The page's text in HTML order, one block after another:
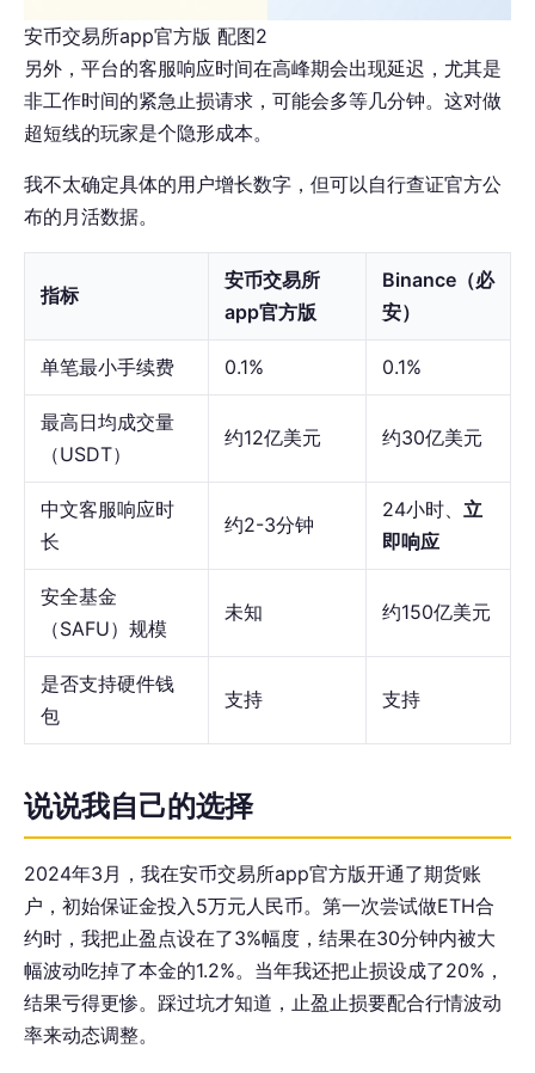
安币交易所app官方版 配图2
另外，平台的客服响应时间在高峰期会出现延迟，尤其是
非工作时间的紧急止损请求，可能会多等几分钟。这对做
超短线的玩家是个隐形成本。
我不太确定具体的用户增长数字，但可以自行查证官方公
布的月活数据。
指标
安币交易所
app官方版
Binance（必
安）
单笔最小手续费 0.1% 0.1%
最高日均成交量
（USDT）
约12亿美元 约30亿美元
中文客服响应时
长
约2-3分钟
24小时、 立
即响应
安全基金
（SAFU）规模
未知 约150亿美元
是否支持硬件钱
包
支持 支持
说说我自己的选择
2024年3月，我在安币交易所app官方版开通了期货账
户，初始保证金投入5万元人民币。第一次尝试做ETH合
约时，我把止盈点设在了3%幅度，结果在30分钟内被大
幅波动吃掉了本金的1.2%。当年我还把止损设成了20%，
结果亏得更惨。踩过坑才知道，止盈止损要配合行情波动
率来动态调整。